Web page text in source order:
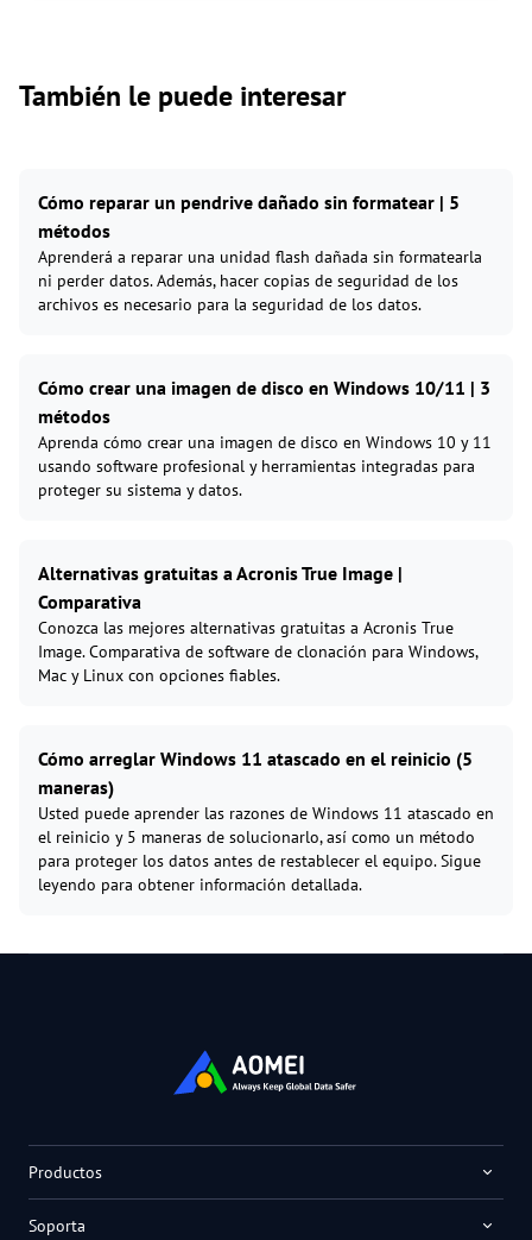
También le puede interesar
Cómo reparar un pendrive dañado sin formatear | 5
métodos
Aprenderá a reparar una unidad flash dañada sin formatearla
ni perder datos. Además, hacer copias de seguridad de los
archivos es necesario para la seguridad de los datos.
Cómo crear una imagen de disco en Windows 10/11 | 3
métodos
Aprenda cómo crear una imagen de disco en Windows 10 y 11
usando software profesional y herramientas integradas para
proteger su sistema y datos.
Alternativas gratuitas a Acronis True Image |
Comparativa
Conozca las mejores alternativas gratuitas a Acronis True
Image. Comparativa de software de clonación para Windows,
Mac y Linux con opciones fiables.
Cómo arreglar Windows 11 atascado en el reinicio (5
maneras)
Usted puede aprender las razones de Windows 11 atascado en
el reinicio y 5 maneras de solucionarlo, así como un método
para proteger los datos antes de restablecer el equipo. Sigue
leyendo para obtener información detallada.
Productos
Soporta